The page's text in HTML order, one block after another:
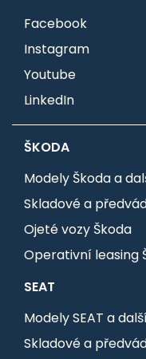
Facebook
Instagram
Youtube
LinkedIn
ŠKODA
Modely Škoda a
Skladové a
Ojeté vozy Škoda
Operativní leasing
SEAT
Modely SEAT a
Skladové a